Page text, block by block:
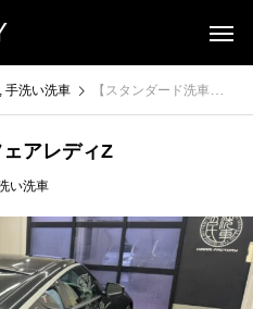
手洗い洗車 【スタンダード洗車】フェアレディZ
ェアレディZ
い洗車